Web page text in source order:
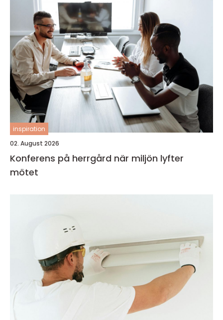
inspiration
02. August 2026
Konferens på herrgård när miljön lyfter
mötet